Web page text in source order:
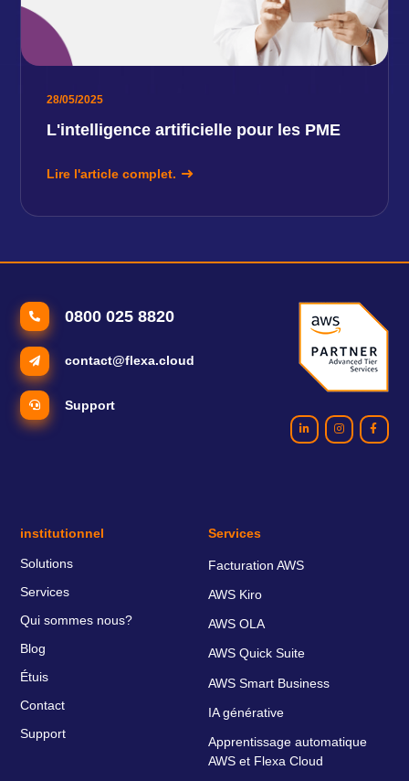
28/05/2025
L'intelligence artificielle pour les PME
Lire l'article complet.
0800 025 8820
contact@flexa.cloud
Support
institutionnel
Solutions
Services
Qui sommes nous?
Blog
Étuis
Contact
Support
Services
Facturation AWS
AWS Kiro
AWS OLA
AWS Quick Suite
AWS Smart Business
IA générative
Apprentissage automatique
AWS et Flexa Cloud